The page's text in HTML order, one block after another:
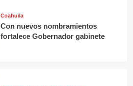
Coahuila
Con nuevos nombramientos
fortalece Gobernador gabinete